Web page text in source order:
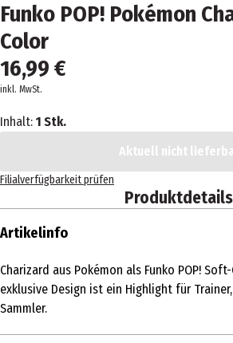
Funko POP! Pokémon
Color
16,99 €
inkl. MwSt.
Inhalt: 1 Stk.
Aktuell nicht
Filialverfügbarkeit prüfen
Produktdetails
Artikelinfo
Charizard aus Pokémon als Funko POP!
exklusive Design ist ein Highlight für
Sammler.